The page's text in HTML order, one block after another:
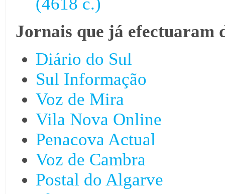
Jornais que já efectuaram
Diário do Sul
Sul Informação
Voz de Mira
Vila Nova Online
Penacova Actual
Voz de Cambra
Postal do Algarve